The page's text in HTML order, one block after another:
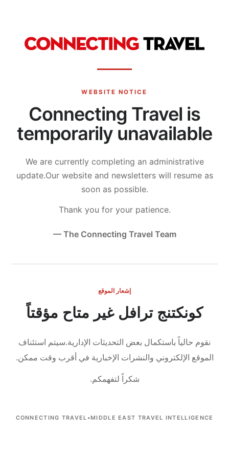
WEBSITE NOTICE
Connecting Travel is
temporarily unavailable
We are currently completing an administrative
update.Our website and newsletters will resume as
soon as possible.
Thank you for your patience.
— The Connecting Travel Team
إشعار الموقع
كونكتنج ترافل غير متاح مؤقتاً
نقوم حالياً باستكمال بعض التحديثات الإدارية.سيتم استئناف
الموقع الإلكتروني والنشرات الإخبارية في أقرب وقت ممكن.
شكراً لتفهمكم.
CONNECTING TRAVEL •MIDDLE EAST TRAVEL INTELLIGENCE